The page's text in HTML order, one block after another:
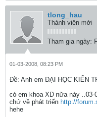
tlong_hau
Thành viên mới
Tham gia ngày:
01-03-2008, 08:23 PM
Ðề: Anh em ĐẠI HỌC KIẾN
có em khoa XD nữa này
chứ về phát triển http://
hehe